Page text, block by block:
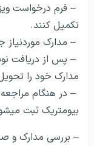
– فرم درخواست
تکمیل کنند.
– مدارک موردنیاز
– پس از دریافت
مدارک خود را
– در هنگام
بیومتریک ثبت